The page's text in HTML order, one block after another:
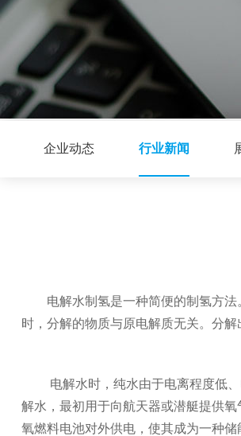
企业动态 行业新闻
电解水制氢是一种简便的制氢方
时，分解的物质与原电解质无关。分
电解水时，纯水由于电离程度低
解水，最初用于向航天器或潜艇提供
氧燃料电池对外供电，使其成为一种